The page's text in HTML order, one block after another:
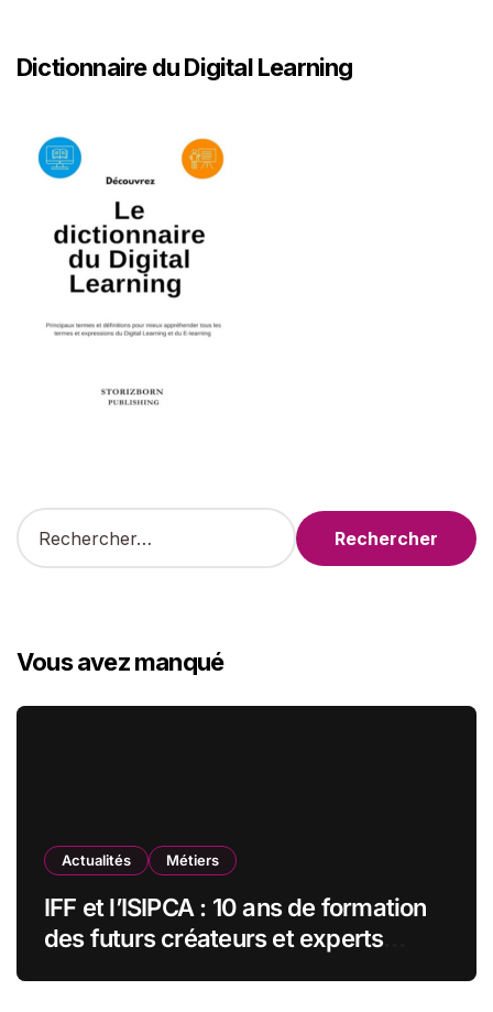
Dictionnaire du Digital Learning
R
e
c
e
Vous avez manqué
Actualités Métiers
IFF et l’ISIPCA : 10 ans de formation
des futurs créateurs et experts